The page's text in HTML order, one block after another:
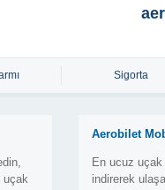
Sigorta
uçak
Aerobilet
En ucuz uçak
indirerek